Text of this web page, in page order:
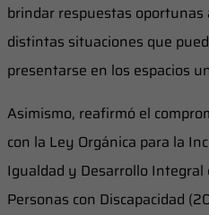
brindar respuestas oportunas
distintas situaciones que
presentarse en los espacios
Asimismo, reafirmó el
con la Ley Orgánica para la
Igualdad y Desarrollo Integral
Personas con Discapacidad